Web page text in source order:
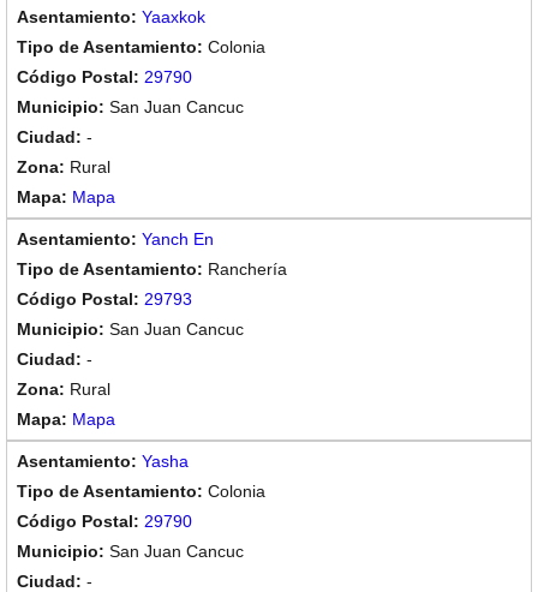
Yaaxkok
Colonia
29790
San Juan Cancuc
-
Rural
Mapa
Yanch En
Ranchería
29793
San Juan Cancuc
-
Rural
Mapa
Yasha
Colonia
29790
San Juan Cancuc
-